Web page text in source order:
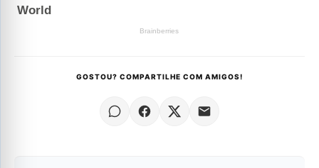
GOSTOU? COMPARTILHE COM AMIGOS!